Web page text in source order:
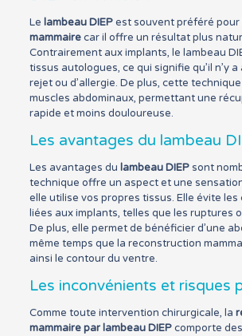
Le lambeau DIEPest souvent préféré pour
mammairecar il offre un résultat plus
Contrairement aux implants, le lambeau
tissus autologues, ce qui signifie qu’il n’y
rejet ou d’allergie. De plus, cette
muscles abdominaux, permettant une
rapide et moins douloureuse.
Les avantages du lambeau
Les avantages du lambeau DIEPsont
technique offre un aspect et une
elle utilise vos propres tissus. Elle évite les
liées aux implants, telles que les ruptures
De plus, elle permet de bénéficier d’une
même temps que la reconstruction
ainsi le contour du ventre.
Les inconvénients et risques
Comme toute intervention chirurgicale, la
mammaire par lambeau DIEPcomporte